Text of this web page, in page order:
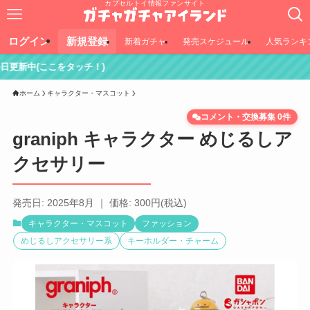
カプセルトイ情報ファンサイト
ログイン 新規登録 新着ガチャ 発売スケジュール 人気ランキ
チ！)
ホーム キャラクター・マスコット
graniph キャラクター めじるしア
クセサリー
コメント・交換募集 0件
発売日: 2025年8月 ｜ 価格: 300円(税込)
キャラクター・マスコット
ファッション
めじるしアクセサリー系
キーホルダー・チャーム